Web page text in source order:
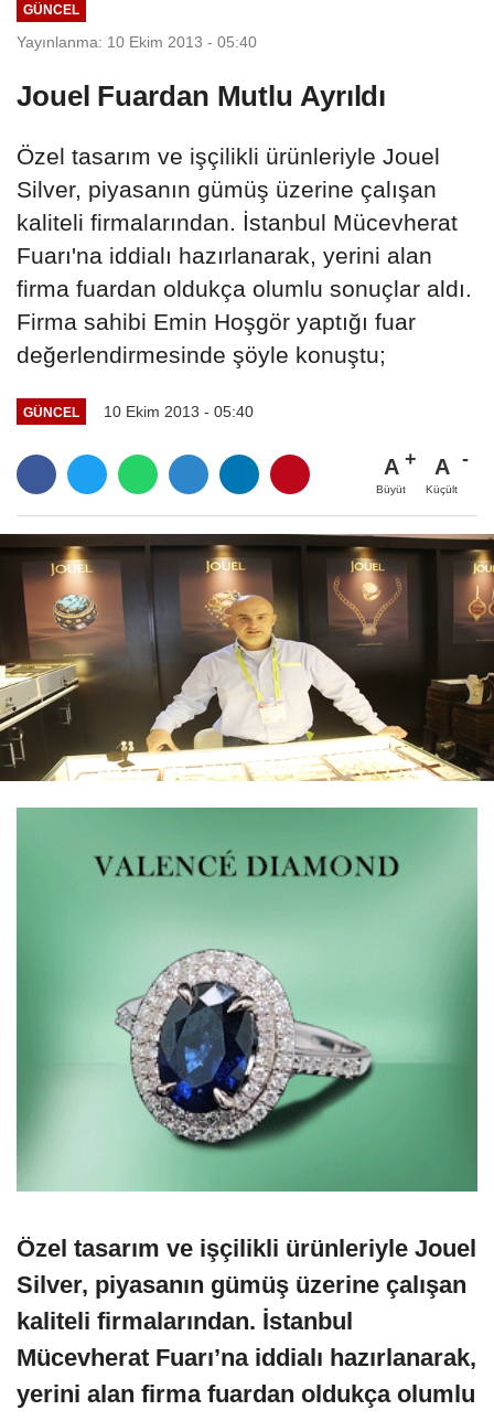
GÜNCEL
Yayınlanma: 10 Ekim 2013 - 05:40
Jouel Fuardan Mutlu Ayrıldı
Özel tasarım ve işçilikli ürünleriyle Jouel
Silver, piyasanın gümüş üzerine çalışan
kaliteli firmalarından. İstanbul Mücevherat
Fuarı'na iddialı hazırlanarak, yerini alan
firma fuardan oldukça olumlu sonuçlar aldı.
Firma sahibi Emin Hoşgör yaptığı fuar
değerlendirmesinde şöyle konuştu;
GÜNCEL 10 Ekim 2013 - 05:40
A
Büyüt
A
Küçült
Özel tasarım ve işçilikli ürünleriyle Jouel
Silver, piyasanın gümüş üzerine çalışan
kaliteli firmalarından. İstanbul
Mücevherat Fuarı’na iddialı hazırlanarak,
yerini alan firma fuardan oldukça olumlu